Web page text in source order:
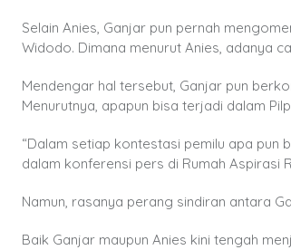
Selain Anies, Ganjar pun pernah
Widodo. Dimana menurut Anies, adanya
Mendengar hal tersebut, Ganjar pun
Menurutnya, apapun bisa terjadi dalam
“Dalam setiap kontestasi pemilu apa pun
dalam konferensi pers di Rumah Aspirasi
Namun, rasanya perang sindiran antara
Baik Ganjar maupun Anies kini tengah